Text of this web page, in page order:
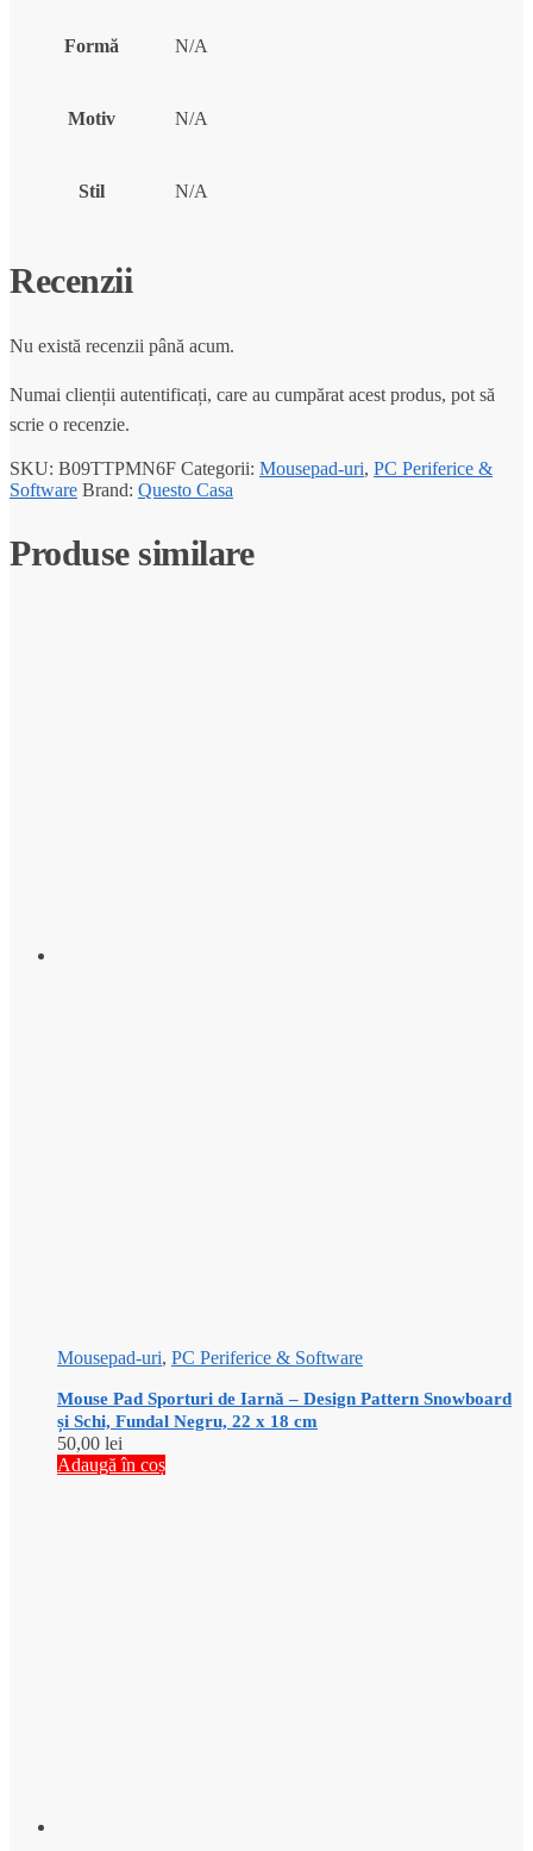
Formă N/A
Motiv N/A
Stil N/A
Recenzii
Nu există recenzii până acum.
Numai clienții autentificați, care au cumpărat acest produs, pot să
scrie o recenzie.
SKU: B09TTPMN6F Categorii: Mousepad-uri, PC Periferice &
Software Brand: Questo Casa
Produse similare
Mousepad-uri, PC Periferice & Software
Mouse Pad Sporturi de Iarnă – Design Pattern Snowboard
și Schi, Fundal Negru, 22 x 18 cm
50,00 lei
Adaugă în coș